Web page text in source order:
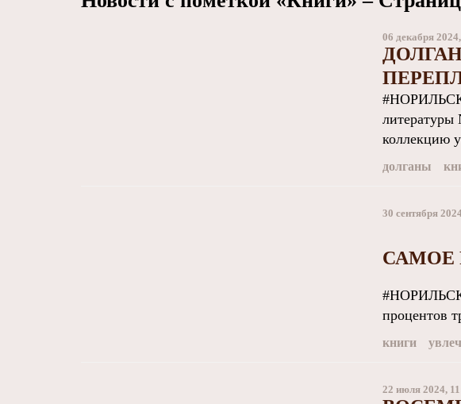
06 декабря
#НОРИЛЬСК.
литературы
коллекцию
долганы
30 сентября
САМОЕ
#НОРИЛЬСК.
процентов
книги
22 июля 2024,